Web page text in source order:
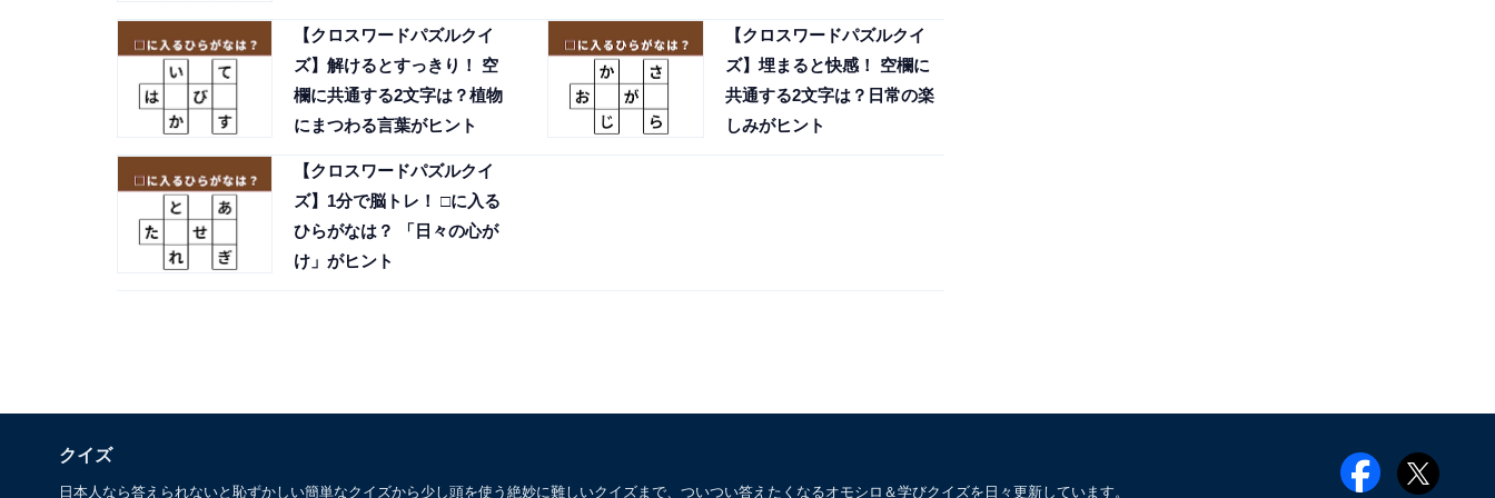
【クロスワードパズルクイ
ズ】解けるとすっきり！ 空
欄に共通する2文字は？植物
にまつわる言葉がヒント
【クロスワードパズルクイ
ズ】埋まると快感！ 空欄に
共通する2文字は？日常の楽
しみがヒント
【クロスワードパズルクイ
ズ】1分で脳トレ！ □に入る
ひらがなは？ 「日々の心が
け」がヒント
クイズ
日本人なら答えられないと恥ずかしい簡単なクイズから少し頭を使う絶妙に難しいクイズまで、ついつい答えたくなるオモシロ＆学びクイズを日々更新しています。